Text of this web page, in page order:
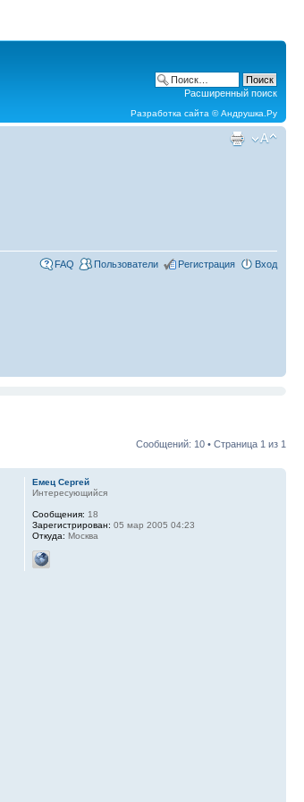
Расширенный поиск
Разработка сайта ©Андрушка.Ру
FAQ Пользователи Регистрация Вход
Сообщений: 10 • Страница 1 из 1
Емец Сергей
Интересующийся
Сообщения: 18
Зарегистрирован: 05 мар 2005 04:23
Откуда: Москва